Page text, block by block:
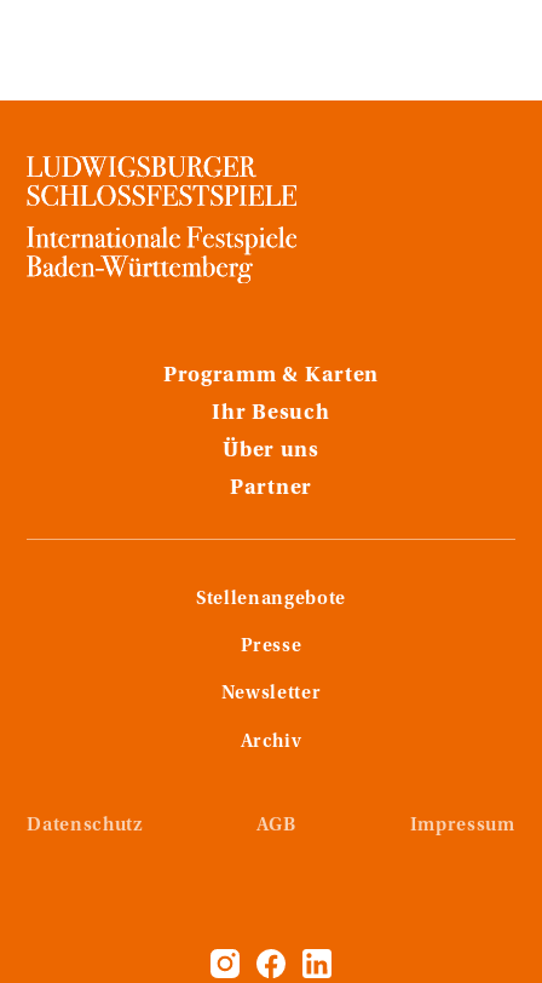
Programm & Karten
Ihr Besuch
Über uns
Partner
Stellenangebote
Presse
Newsletter
Archiv
Datenschutz AGB Impressum